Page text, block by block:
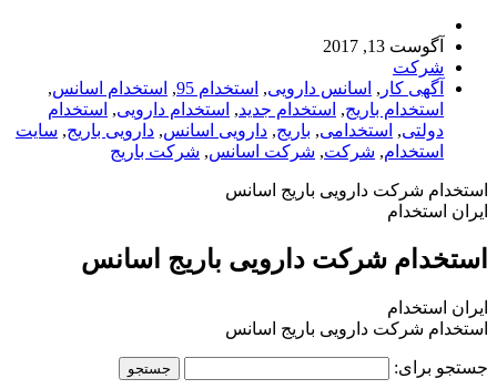
آگوست 13, 2017
شرکت
آگهی کار , اسانس دارویی, استخدام 95 , استخدام اسانس,
استخدام باریج, استخدام جدید, استخدام دارویی, استخدام
دولتی, استخدامی, باریج, دارویی اسانس, دارویی باریج, سایت
استخدام, شرکت, شرکت اسانس, شرکت باریج
استخدام شرکت دارویی باریج اسانس
ایران استخدام
استخدام شرکت دارویی باریج اسانس
ایران استخدام
استخدام شرکت دارویی باریج اسانس
جستجو برای: